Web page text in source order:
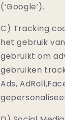
(‘Google’).
C) Tracking
het gebruik
gebruikt om
gebruiken
Ads,